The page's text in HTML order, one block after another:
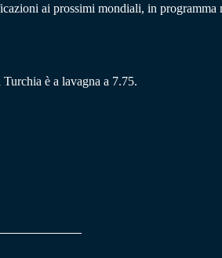
ai prossimi mondiali, in programma
è a lavagna a 7.75.